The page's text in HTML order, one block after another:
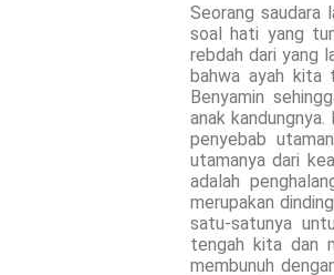
Seorang saudara
soal hati yang
rebdah dari yang
bahwa ayah kita
Benyamin
anak
penyebab
utamanya dari
adalah
merupakan
satu-satunya
tengah kita dan
membunuh